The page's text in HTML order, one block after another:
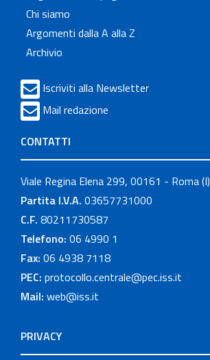
Chi siamo
Argomenti dalla A alla Z
Archivio
Iscriviti alla Newsletter
Mail redazione
CONTATTI
Viale Regina Elena 299, 00161 - Roma (I)
Partita I.V.A. 03657731000
C.F. 80211730587
Telefono: 06 4990 1
Fax: 06 4938 7118
PEC: protocollo.centrale@pec.iss.it
Mail: web@iss.it
PRIVACY